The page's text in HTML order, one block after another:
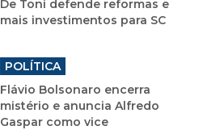
De Toni defende reformas e
mais investimentos para SC
POLÍTICA
Flávio Bolsonaro encerra
mistério e anuncia Alfredo
Gaspar como vice